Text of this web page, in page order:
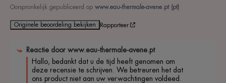
Oorspronkelijk gepubliceerd op www.eau-thermale-avene.pt (pt)
Originele beoordeling bekijken Rapporteer
Reactie door www.eau-thermale-avene.pt
Hallo, bedankt dat u de tijd heeft genomen om
deze recensie te schrijven. We betreuren het dat
ons product niet aan uw verwachtingen voldeed.